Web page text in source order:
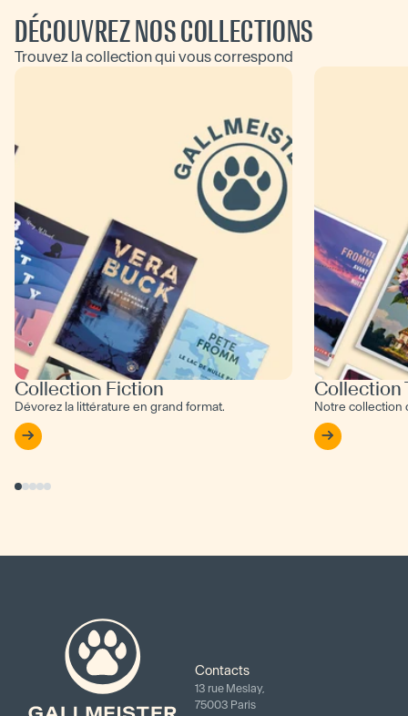
DÉCOUVREZ NOS COLLECTIONS
Trouvez la collection qui vous correspond
Collection Fiction
Dévorez la littérature en grand format.
Collection
Notre collection
Contacts
13 rue Meslay,
75003 Paris